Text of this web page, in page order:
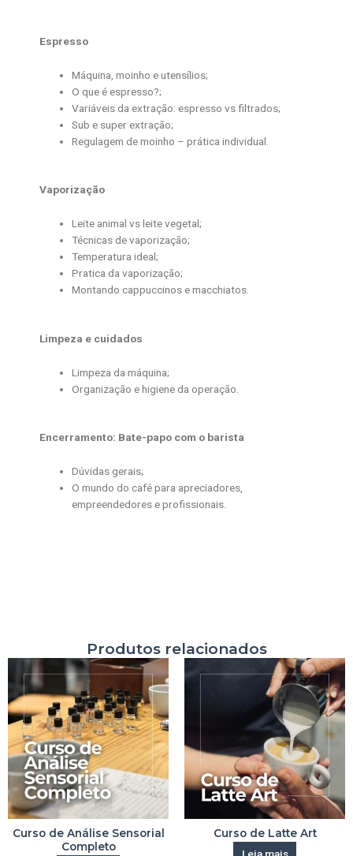
Espresso
Máquina, moinho e utensílios;
O que é espresso?;
Variáveis da extração: espresso vs filtrados;
Sub e super extração;
Regulagem de moinho – prática individual.
Vaporização
Leite animal vs leite vegetal;
Técnicas de vaporização;
Temperatura ideal;
Pratica da vaporização;
Montando cappuccinos e macchiatos.
Limpeza e cuidados
Limpeza da máquina;
Organização e higiene da operação.
Encerramento: Bate-papo com o barista
Dúvidas gerais;
O mundo do café para apreciadores,
empreendedores e profissionais.
Produtos relacionados
Curso de Análise Sensorial
Completo
Curso de Latte Art